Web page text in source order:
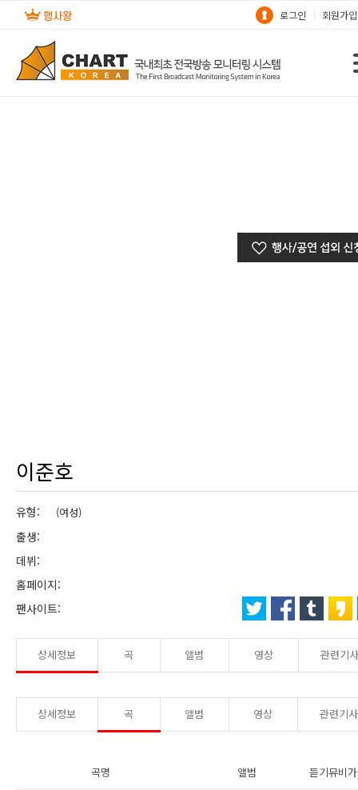
로그인 회원가입
이준호
유형: (여성)
출생:
데뷔:
홈페이지:
팬사이트:
상세정보 곡 앨범 영상 관련기
상세정보 곡 앨범 영상 관련기사
곡명 앨범 듣기뮤비